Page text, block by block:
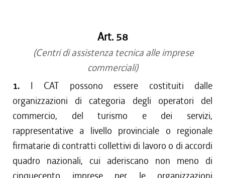
Art. 58
(Centri di assistenza tecnica alle imprese
commerciali)
1. I CAT possono essere costituiti dalle
organizzazioni di categoria degli operatori del
commercio, del turismo e dei servizi,
rappresentative a livello provinciale o regionale
firmatarie di contratti collettivi di lavoro o di accordi
quadro nazionali, cui aderiscano non meno di